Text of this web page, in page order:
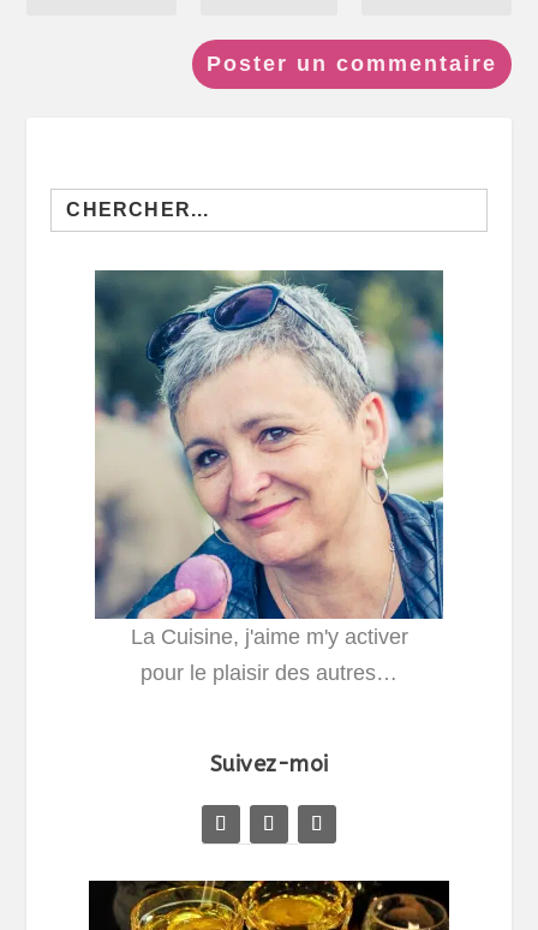
Search
for:
La Cuisine, j'aime m'y activer
pour le plaisir des autres…
Suivez-moi